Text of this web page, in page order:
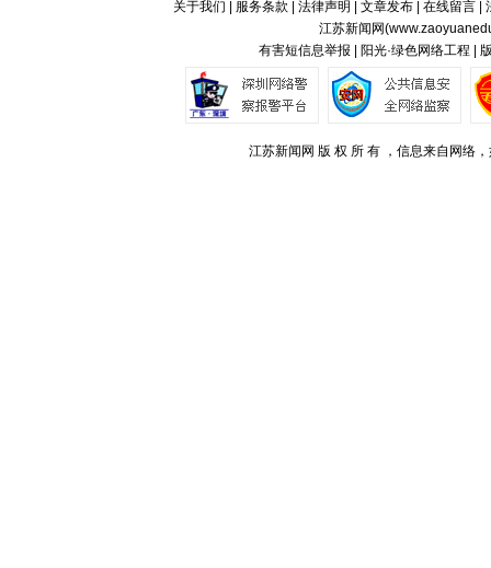
关于我们 服务条款 法律声明 文章发布| 在线留言|
江苏新闻网(
有害短信息举报 | 阳光·绿色网络工程 |
江苏新闻网 版 权 所 有 ，信息来自网络